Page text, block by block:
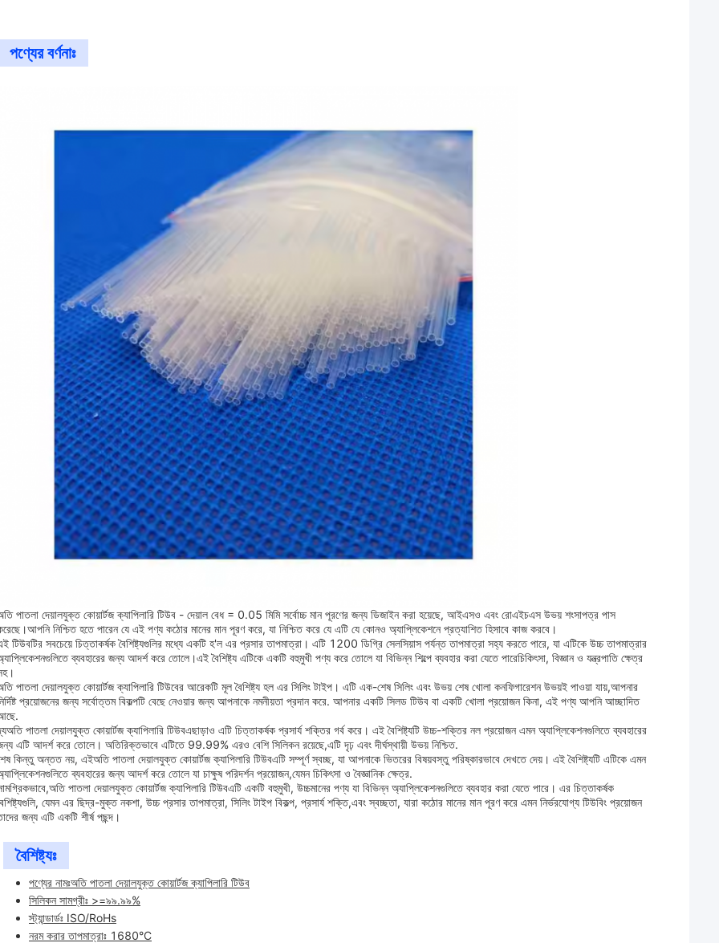
পণ্যের বর্ণনাঃ
পাতলা দেয়ালযুক্ত কোয়ার্টজ ক্যাপিলারি টিউব - দেয়াল বেধ = 0.05 মিমি সর্বোচ্চ মান পূরণের জন্য ডিজাইন করা হয়েছে, আইএসও এবং রোএইচএস উভয় শংসাপত্র পাস
নিশ্চিত হতে পারেন যে এই পণ্য কঠোর মানের মান পূরণ করে, যা নিশ্চিত করে যে এটি যে কোনও অ্যাপ্লিকেশনে প্রত্যাশিত হিসাবে কাজ করবে।
টিউবটির সবচেয়ে চিত্তাকর্ষক বৈশিষ্ট্যগুলির মধ্যে একটি হ'ল এর প্রসার তাপমাত্রা। এটি 1200 ডিগ্রি সেলসিয়াস পর্যন্ত তাপমাত্রা সহ্য করতে পারে, যা এটিকে উচ্চ তাপমাত্রার
ব্যবহারের জন্য আদর্শ করে তোলে।এই বৈশিষ্ট্য এটিকে একটি বহুমুখী পণ্য করে তোলে যা বিভিন্ন শিল্পে ব্যবহার করা যেতে পারেচিকিৎসা, বিজ্ঞান ও যন্ত্রপাতি ক্ষেত্র
পাতলা দেয়ালযুক্ত কোয়ার্টজ ক্যাপিলারি টিউবের আরেকটি মূল বৈশিষ্ট্য হল এর সিলিং টাইপ। এটি এক-শেষ সিলিং এবং উভয় শেষ খোলা কনফিগারেশন উভয়ই পাওয়া যায়,আপনার
প্রয়োজনের জন্য সর্বোত্তম বিকল্পটি বেছে নেওয়ার জন্য আপনাকে নমনীয়তা প্রদান করে. আপনার একটি সিলড টিউব বা একটি খোলা প্রয়োজন কিনা, এই পণ্য আপনি আচ্ছাদিত
অতি পাতলা দেয়ালযুক্ত কোয়ার্টজ ক্যাপিলারি টিউবএছাড়াও এটি চিত্তাকর্ষক প্রসার্য শক্তির গর্ব করে। এই বৈশিষ্ট্যটি উচ্চ-শক্তির নল প্রয়োজন এমন অ্যাপ্লিকেশনগুলিতে ব্যবহারের
এটি আদর্শ করে তোলে। অতিরিক্তভাবে এটিতে 99.99% এরও বেশি সিলিকন রয়েছে,এটি দৃঢ় এবং দীর্ঘস্থায়ী উভয় নিশ্চিত.
কিন্তু অন্তত নয়, এইঅতি পাতলা দেয়ালযুক্ত কোয়ার্টজ ক্যাপিলারি টিউবএটি সম্পূর্ণ স্বচ্ছ, যা আপনাকে ভিতরের বিষয়বস্তু পরিষ্কারভাবে দেখতে দেয়। এই বৈশিষ্ট্যটি এটিকে এমন
ব্যবহারের জন্য আদর্শ করে তোলে যা চাক্ষুষ পরিদর্শন প্রয়োজন,যেমন চিকিৎসা ও বৈজ্ঞানিক ক্ষেত্র.
অতি পাতলা দেয়ালযুক্ত কোয়ার্টজ ক্যাপিলারি টিউবএটি একটি বহুমুখী, উচ্চমানের পণ্য যা বিভিন্ন অ্যাপ্লিকেশনগুলিতে ব্যবহার করা যেতে পারে। এর চিত্তাকর্ষক
যেমন এর ছিদ্র-মুক্ত নকশা, উচ্চ প্রসার তাপমাত্রা, সিলিং টাইপ বিকল্প, প্রসার্য শক্তি,এবং স্বচ্ছতা, যারা কঠোর মানের মান পূরণ করে এমন নির্ভরযোগ্য টিউবিং প্রয়োজন
জন্য এটি একটি শীর্ষ পছন্দ।
বৈশিষ্ট্যঃ
পণ্যের নামঃঅতি পাতলা দেয়ালযুক্ত কোয়ার্টজ ক্যাপিলারি টিউব
সিলিকন সামগ্রীঃ >=৯৯.৯৯%
স্ট্যান্ডার্ডঃ ISO/RoHs
নরম করার তাপমাত্রাঃ 1680°C